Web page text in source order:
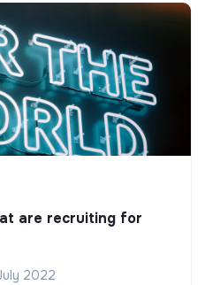
are recruiting for
2022